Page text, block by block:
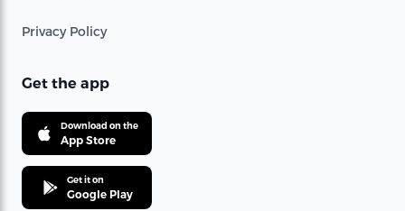
Privacy Policy
Get the app
Download on the
App Store
Get it on
Google Play